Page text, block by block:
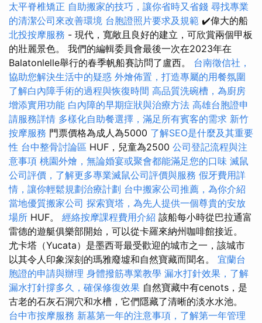
太平脊椎矯正 自助搬家的技巧，讓你省時又省錢 尋找專業
的清潔公司來改善環境 台胞證照片要求及規範 ✔️偉大的船
北投按摩服務 - 現代，寬敞且良好的建立，可欣賞兩個甲板
的壯麗景色。 我們的編輯委員會最後一次在2023年在
Balatonlelle舉行的春季帆船賽訪問了盧西。 台南徵信社，
協助您解決生活中的疑惑 外燴佈置，打造專屬的用餐氛圍
了解白內障手術的過程與恢復時間 高品質洗碗槽，為廚房
增添實用功能 白內障的早期症狀與治療方法 高雄台胞證申
請服務詳情 多樣化自助餐選擇，滿足所有賓客的需求 新竹
按摩服務 門票價格為成人為5000 了解SEO是什麼及其重要
性 台中整骨討論區 HUF，兒童為2500 公司登記流程與注
意事項 桃園外燴，無論婚宴或聚會都能滿足您的口味 滅鼠
公司評價，了解更多專業滅鼠公司評價與服務 假牙費用詳
情，讓你輕鬆規劃治療計劃 台中搬家公司推薦，為你介紹
當地優質搬家公司 探索寶塔，為先人提供一個尊貴的安放
場所 HUF。 經絡按摩課程費用介紹 該船每小時從巴拉通富
雷德的遊艇俱樂部開始，可以從卡羅來納州咖啡館接近。
尤卡塔（Yucata）是墨西哥最受歡迎的城市之一，該城市
以其令人印象深刻的瑪雅廢墟和自然寶藏而聞名。 宜蘭台
胞證的申請與辦理 身體撥筋專業教學 漏水打針效果，了解
漏水打針撐多久，確保修復效果 自然寶藏中有cenots，是
古老的石灰石洞穴和水槽，它們隱藏了清晰的淡水水池。
台中市按摩服務 新墓第一年的注意事項，了解第一年管理